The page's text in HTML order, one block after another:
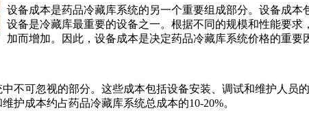
设备成本是药品冷藏库系统的另一个重要组成部分。设备成
设备是冷藏库最重要的设备之一。根据不同的规模和性能要
加而增加。因此，设备成本是决定药品冷藏库系统价格的重要
不可忽视的部分。这些成本包括设备安装、调试和维护人
护成本约占药品冷藏库系统总成本的10-20%。